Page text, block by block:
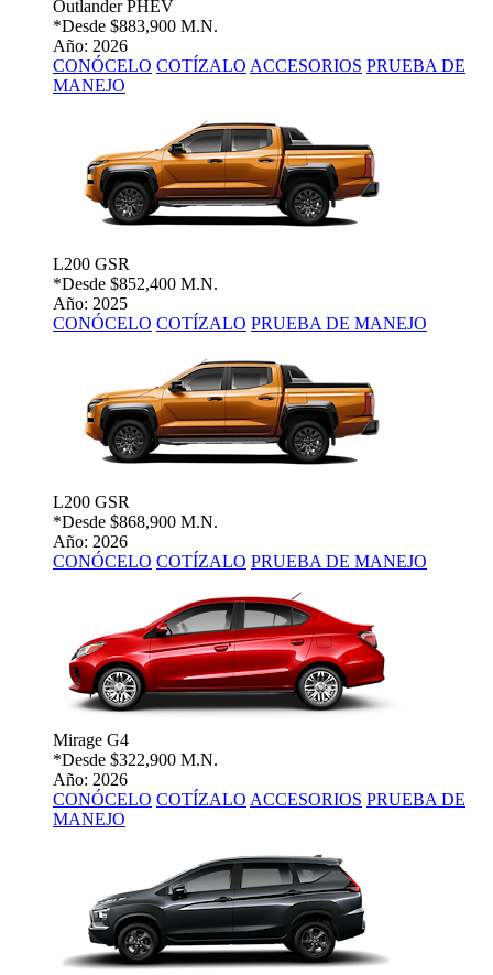
Outlander PHEV
*Desde $883,900 M.N.
Año: 2026
CONÓCELO COTÍZALO ACCESORIOS PRUEBA DE
MANEJO
L200 GSR
*Desde $852,400 M.N.
Año: 2025
CONÓCELO COTÍZALO PRUEBA DE MANEJO
L200 GSR
*Desde $868,900 M.N.
Año: 2026
CONÓCELO COTÍZALO PRUEBA DE MANEJO
Mirage G4
*Desde $322,900 M.N.
Año: 2026
CONÓCELO COTÍZALO ACCESORIOS PRUEBA DE
MANEJO